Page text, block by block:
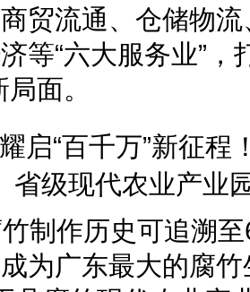
贸流通、仓储物
等“六大服务业”，
面。
制作历史可追溯
为广东最大的腐